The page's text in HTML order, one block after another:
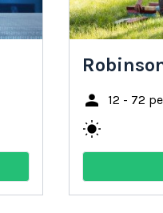
person
12 - 72
wb_sunny